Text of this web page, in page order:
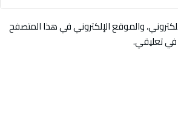
والموقع الإلكتروني في هذا المتصفح
في تعليقي.